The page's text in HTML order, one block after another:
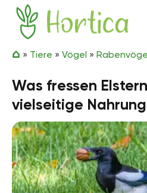
Zum Inhalt springen
Hortica
» Tiere » Vögel »
Was fressen
vielseitige Nahrung